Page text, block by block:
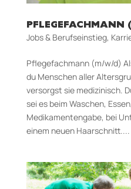
Jobs & Berufseinstieg,
Pflegefachmann (m/w/d)
du Menschen aller
versorgst sie medizinisch.
sei es beim Waschen,
Medikamentengabe, bei
einem neuen Haarschnitt....